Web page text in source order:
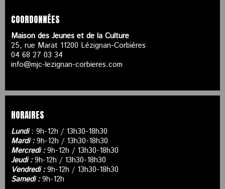
COORDONNÉES
Maison des Jeunes et de la Culture
25, rue Marat 11200 Lézignan-Corbières
04 68 27 03 34
info@mjc-lezignan-corbieres.com
HORAIRES
Lundi: 9h-12h / 13h30-18h30
Mardi :9h-12h / 13h30-18h30
Mercredi :9h-12h / 13h30-18h30
Jeudi :9h-12h / 13h30-18h30
Vendredi :9h-12h / 13h30-18h30
Samedi :9h-12h